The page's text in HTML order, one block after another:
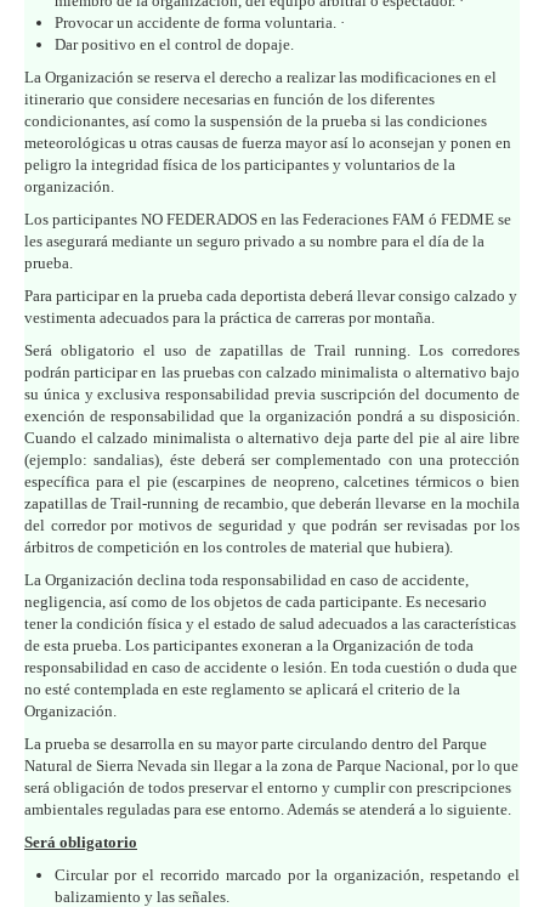
Provocar un accidente de forma voluntaria. ·
Dar positivo en el control de dopaje.
La Organización se reserva el derecho a realizar las modificaciones en el
itinerario que considere necesarias en función de los diferentes
condicionantes, así como la suspensión de la prueba si las condiciones
meteorológicas u otras causas de fuerza mayor así lo aconsejan y ponen en
peligro la integridad física de los participantes y voluntarios de la
organización.
Los participantes NO FEDERADOS en las Federaciones FAM ó FEDME se
les asegurará mediante un seguro privado a su nombre para el día de la
prueba.
Para participar en la prueba cada deportista deberá llevar consigo calzado y
vestimenta adecuados para la práctica de carreras por montaña.
Será obligatorio el uso de zapatillas de Trail running. Los corredores
podrán participar en las pruebas con calzado minimalista o alternativo bajo
su única y exclusiva responsabilidad previa suscripción del documento de
exención de responsabilidad que la organización pondrá a su disposición.
Cuando el calzado minimalista o alternativo deja parte del pie al aire libre
(ejemplo: sandalias), éste deberá ser complementado con una protección
específica para el pie (escarpines de neopreno, calcetines térmicos o bien
zapatillas de Trail-running de recambio, que deberán llevarse en la mochila
del corredor por motivos de seguridad y que podrán ser revisadas por los
árbitros de competición en los controles de material que hubiera).
La Organización declina toda responsabilidad en caso de accidente,
negligencia, así como de los objetos de cada participante. Es necesario
tener la condición física y el estado de salud adecuados a las características
de esta prueba. Los participantes exoneran a la Organización de toda
responsabilidad en caso de accidente o lesión. En toda cuestión o duda que
no esté contemplada en este reglamento se aplicará el criterio de la
Organización.
La prueba se desarrolla en su mayor parte circulando dentro del Parque
Natural de Sierra Nevada sin llegar a la zona de Parque Nacional, por lo que
será obligación de todos preservar el entorno y cumplir con prescripciones
ambientales reguladas para ese entorno. Además se atenderá a lo siguiente.
Será obligatorio
Circular por el recorrido marcado por la organización, respetando el
balizamiento y las señales.